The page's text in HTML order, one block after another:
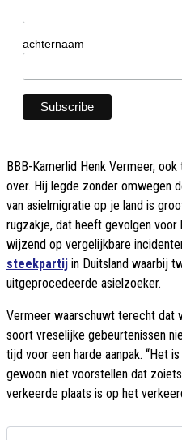
achternaam
BBB-Kamerlid Henk Vermeer,
over. Hij legde zonder omwegen
van asielmigratie op je land is
rugzakje, dat heeft gevolgen voor
wijzend op vergelijkbare
steekpartij in Duitsland waarbij
uitgeprocedeerde asielzoeker.
Vermeer waarschuwt terecht dat
soort vreselijke gebeurtenissen
tijd voor een harde aanpak. “Het
gewoon niet voorstellen dat
verkeerde plaats is op het